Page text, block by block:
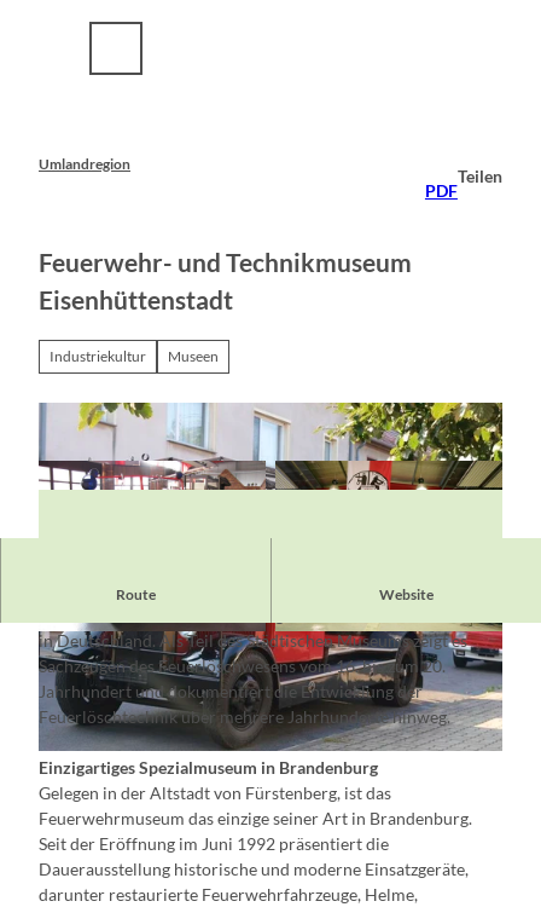
Umlandregion
PDF
Teilen
Feuerwehr- und Technikmuseum
Eisenhüttenstadt
Industriekultur Museen
© Städtisches Museum Eisenhüttenstadt
© Städtisches Museum Eisenhüttenstadt © Städtisches Museum Eisenhüttenstadt
Route Website
Feuerwehr- und Technikmuseum Eisenhüttenstadt
in Deutschland. Als Teil des Städtischen Museums zeigt es
Sachzeugen des Feuerlöschwesens vom 16. bis zum 20.
Jahrhundert und dokumentiert die Entwicklung der
Feuerlöschtechnik über mehrere Jahrhunderte hinweg.
Einzigartiges Spezialmuseum in Brandenburg
Gelegen in der Altstadt von Fürstenberg, ist das
Feuerwehrmuseum das einzige seiner Art in Brandenburg.
Seit der Eröffnung im Juni 1992 präsentiert die
Dauerausstellung historische und moderne Einsatzgeräte,
darunter restaurierte Feuerwehrfahrzeuge, Helme,